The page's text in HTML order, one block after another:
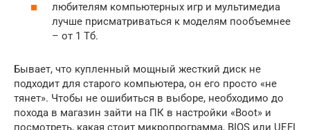
любителям компьютерных игр и мультимедиа
лучше присматриваться к моделям пообъемнее
– от 1 Тб.
Бывает, что купленный мощный жесткий диск не
подходит для старого компьютера, он его просто «не
тянет». Чтобы не ошибиться в выборе, необходимо до
похода в магазин зайти на ПК в настройки «Boot» и
посмотреть, какая стоит микропрограмма, BIOS или UEFI